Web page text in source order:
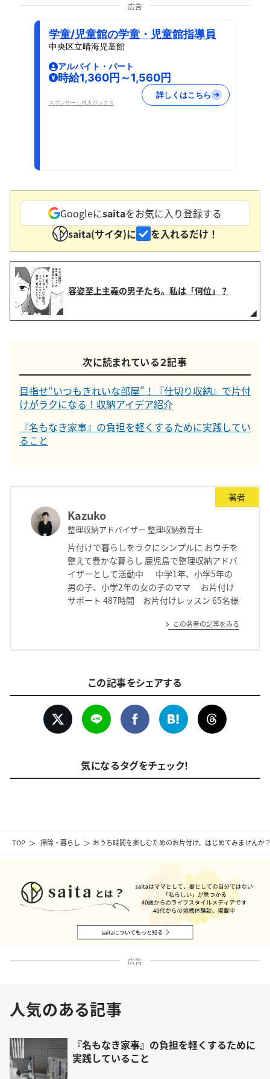
TOP 掃除・暮らし おうち時間を楽しむためのお片付け、はじめてみませんか
Googleにsaitaをお気に入り登録する
saita(サイタ)に
を入れるだけ！
容姿至上主義の男子たち。私は「何位」？
次に読まれている２記事
目指せ“いつもきれいな部屋”！『仕切り収納』で片付
けがラクになる！収納アイデア紹介
『名もなき家事』の負担を軽くするために実践してい
ること
広告
学童/児童館の学童・児童館指導員
中央区立晴海児童館
アルバイト・パート
時給1,360円～1,560円
スポンサー：求人ボックス
詳しくはこちら
著者
Kazuko
整理収納アドバイザー 整理収納教育士
片付けで暮らしをラクにシンプルに おウチを
整えて豊かな暮らし 鹿児島で整理収納アドバ
イザーとして活動中 中学1年、小学5年の
男の子、小学2年の女の子のママ お片付け
サポート 487時間 お片付けレッスン 65名様
この著者の記事をみる
この記事をシェアする
気になるタグをチェック！
広告
人気のある記事
『名もなき家事』の負担を軽くするために
実践していること